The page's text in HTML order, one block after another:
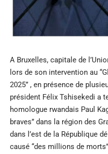
A Bruxelles, capitale de
lors de son intervention au
2025” , en présence de
président Félix Tshisekedi a
homologue rwandais Paul
braves” dans la région des
dans l’est de la République
causé “des millions de